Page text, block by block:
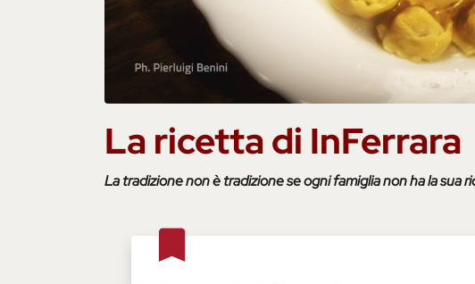
La ricetta di InFerrara
La tradizione non è tradizione se ogni famiglia non ha la sua